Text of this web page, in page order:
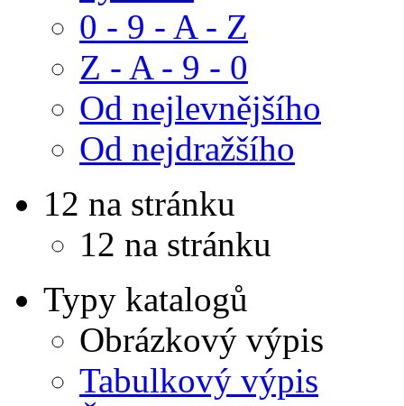
0 - 9 - A - Z
Z - A - 9 - 0
Od nejlevnějšího
Od nejdražšího
12 na stránku
12 na stránku
Typy katalogů
Obrázkový výpis
Tabulkový výpis